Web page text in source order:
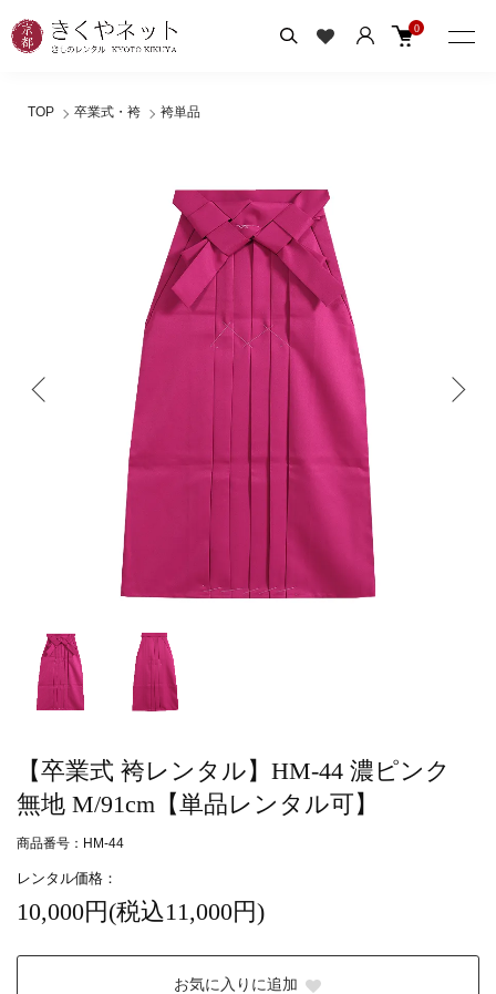
0
TOP 卒業式・袴 袴単品
【卒業式 袴レンタル】HM-44 濃ピンク
無地 M/91cm【単品レンタル可】
商品番号：HM-44
レンタル価格：
10,000円(税込11,000円)
お気に入りに追加